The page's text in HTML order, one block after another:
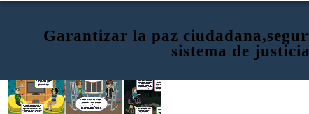
Garantizar la paz
sistema de justicia
hay que tener en
cuenta que ellos
los riesgos a los que
estamos expuestos
y actuar
Actualmente hay demasiada
necesita la ayuda de las
personas que son parte de
la gestion de riesgps
Y es mas notable saber
momento de su
actuacion tambein ha
la actualidad ¿Que
garantizar la paz
ciudadana?
Como siempre tener cuidado
aunque no nos da mucha
seguridad lo primordial seria
mantenerse alerta y tener una
rutina distinta a la normal,
ademas de proteger nuestros
Una de las mejoras que en verdad
funcionan viene siendo la creacion de
hobbies para los PPL dandoles
actividades que en algunas ocasiones
ayudan a el publico en general y en
algunos casos genera fuentes de
empleo despues de su liberacion.